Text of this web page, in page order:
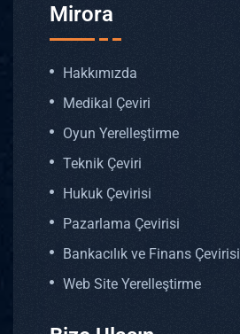
Mirora
Hakkımızda
Medikal Çeviri
Oyun Yerelleştirme
Teknik Çeviri
Hukuk Çevirisi
Pazarlama Çevirisi
Bankacılık ve Finans Çevirisi
Web Site Yerelleştirme